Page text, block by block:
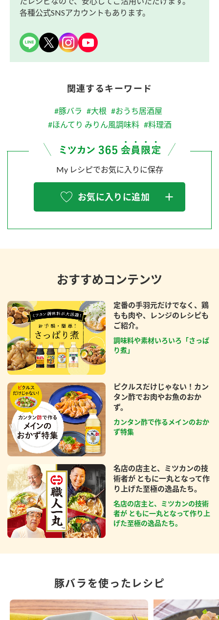
各種公式SNSアカウントもあります。
関連するキーワード
#豚バラ #大根 #おうち居酒屋
#ほんてり みりん風調味料 #料理酒
My レシピでお気に入りに保存
お気に入りに追加
おすすめコンテンツ
定番の手羽元だけでなく、鶏
もも肉や、レンジのレシピも
ご紹介。
調味料や素材いろいろ「さっぱ
り煮」
ピクルスだけじゃない！カン
タン酢でお肉やお魚のおか
ず。
カンタン酢で作るメインのおか
ず特集
名店の店主と、ミツカンの技
術者が ともに一丸となって作
り上げた至極の逸品たち。
名店の店主と、ミツカンの技術
者が ともに一丸となって作り上
げた至極の逸品たち。
豚バラを使ったレシピ